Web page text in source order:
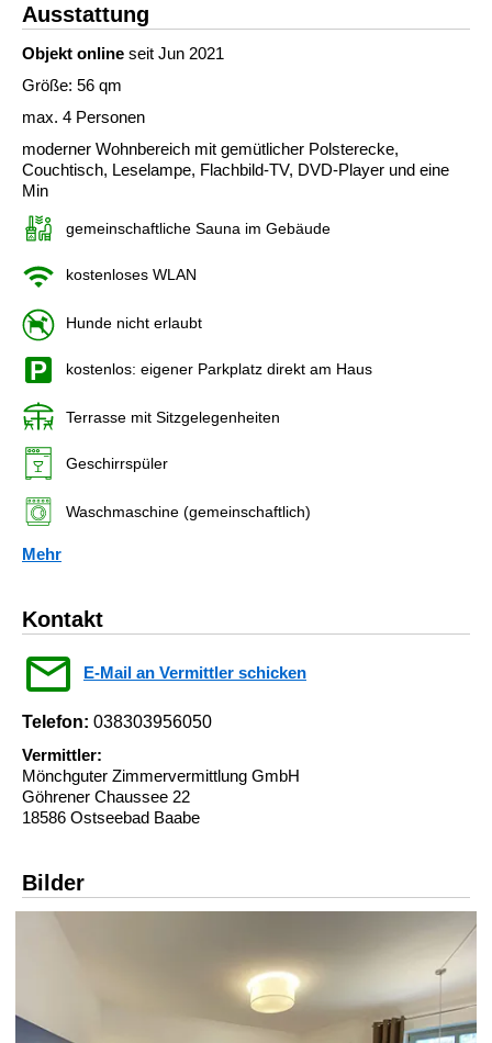
Ausstattung
Objekt online seit Jun 2021
Größe: 56 qm
max. 4 Personen
moderner Wohnbereich mit gemütlicher Polsterecke,
Couchtisch, Leselampe, Flachbild-TV, DVD-Player und eine
Min
gemeinschaftliche Sauna im Gebäude
kostenloses WLAN
Hunde nicht erlaubt
kostenlos: eigener Parkplatz direkt am Haus
Terrasse mit Sitzgelegenheiten
Geschirrspüler
Waschmaschine (gemeinschaftlich)
Mehr
Kontakt
E-Mail an Vermittler schicken
Telefon: 038303956050
Vermittler:
Mönchguter Zimmervermittlung GmbH
Göhrener Chaussee 22
18586 Ostseebad Baabe
Bilder